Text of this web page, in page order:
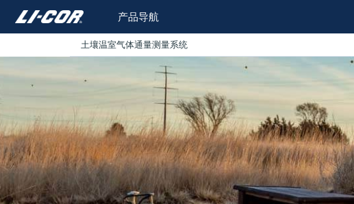
产品导航
土壤温室气体通量测量系统